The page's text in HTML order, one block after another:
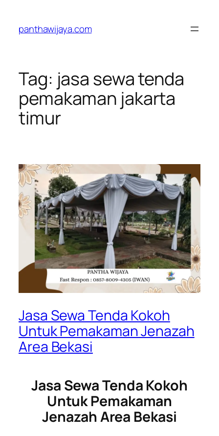
konten
panthawijaya.com
Tag: jasa sewa tenda
pemakaman jakarta
timur
Jasa Sewa Tenda Kokoh
Untuk Pemakaman Jenazah
Area Bekasi
Jasa Sewa Tenda Kokoh
Untuk Pemakaman
Jenazah Area Bekasi